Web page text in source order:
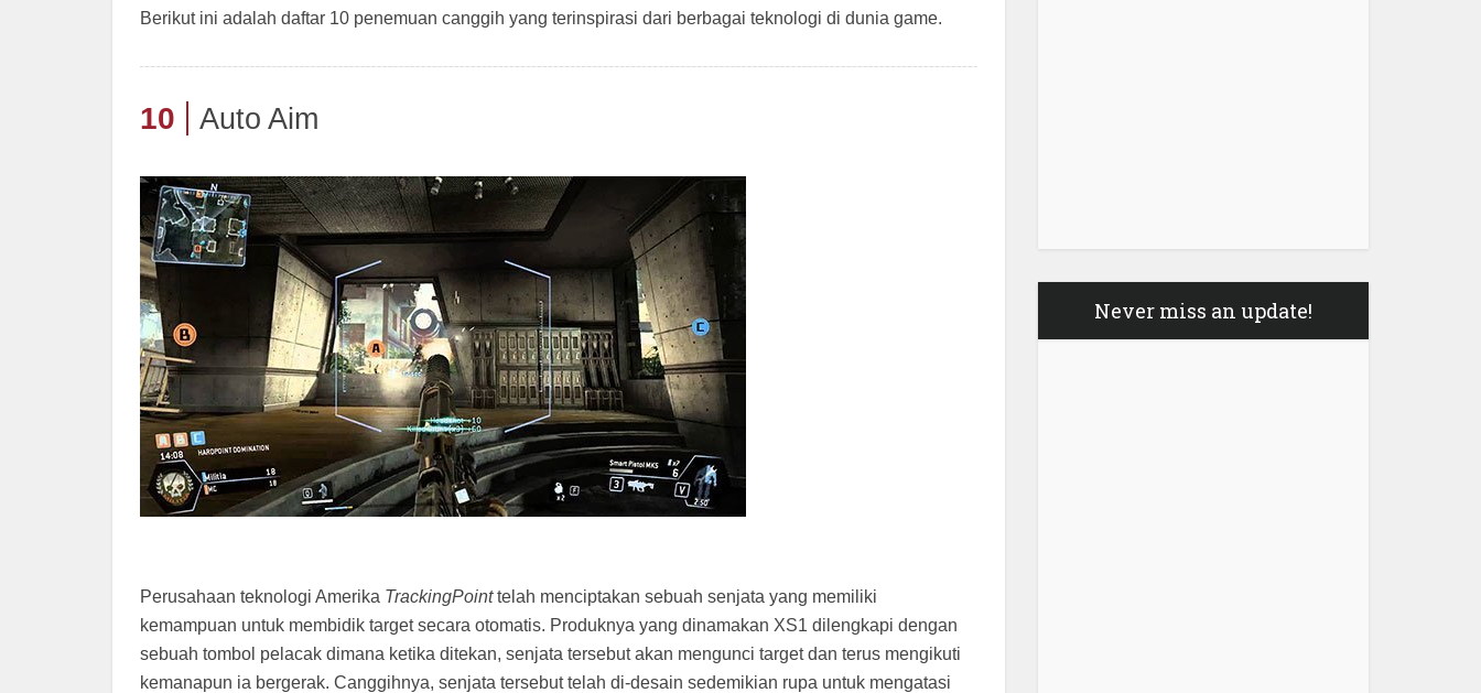
Berikut ini adalah daftar 10 penemuan canggih yang terinspirasi dari berbagai teknologi di dunia game.
10 Auto Aim
Perusahaan teknologi Amerika TrackingPointtelah menciptakan sebuah senjata yang memiliki
kemampuan untuk membidik target secara otomatis. Produknya yang dinamakan XS1 dilengkapi dengan
sebuah tombol pelacak dimana ketika ditekan, senjata tersebut akan mengunci target dan terus mengikuti
kemanapun ia bergerak. Canggihnya, senjata tersebut telah di-desain sedemikian rupa untuk mengatasi
Never miss an update!